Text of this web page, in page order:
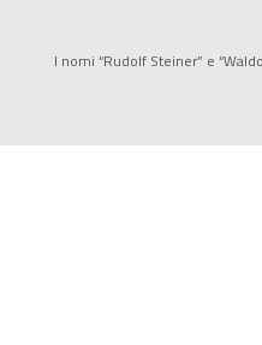
I nomi “Rudolf Steiner” e